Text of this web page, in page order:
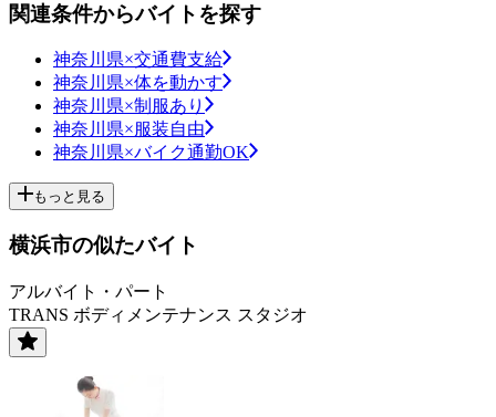
関連条件からバイトを探す
神奈川県×交通費支給
神奈川県×体を動かす
神奈川県×制服あり
神奈川県×服装自由
神奈川県×バイク通勤OK
もっと見る
横浜市の似たバイト
アルバイト・パート
TRANS ボディメンテナンス スタジオ